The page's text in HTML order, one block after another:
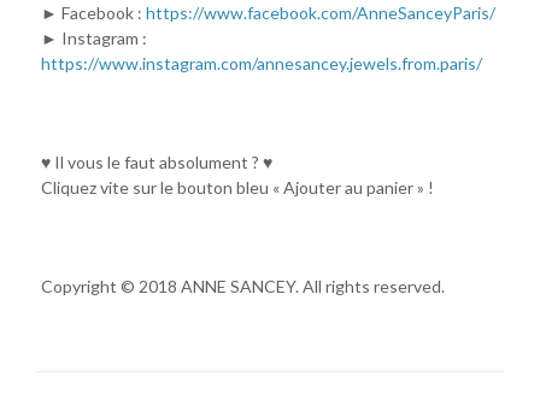
► Facebook : https://www.facebook.com/AnneSanceyParis/
► Instagram :
https://www.instagram.com/annesancey.jewels.from.paris/
♥ Il vous le faut absolument ? ♥
Cliquez vite sur le bouton bleu « Ajouter au panier » !
Copyright © 2018 ANNE SANCEY. All rights reserved.